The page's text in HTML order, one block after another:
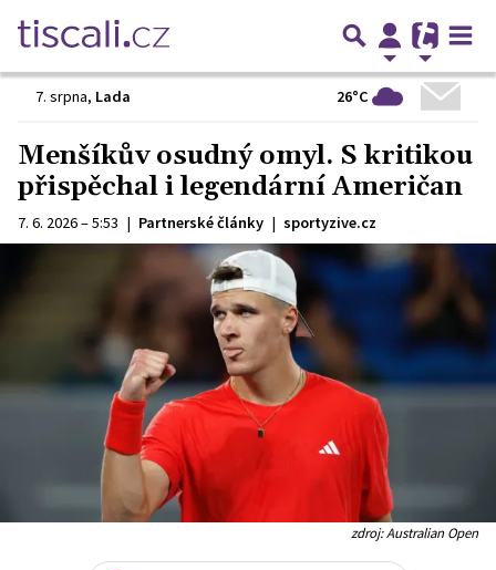
7. srpna, Lada 26°C
Menšíkův osudný omyl. S kritikou
přispěchal i legendární Američan
7. 6. 2026 – 5:53 | Partnerské články | sportyzive.cz
zdroj: Australian Open